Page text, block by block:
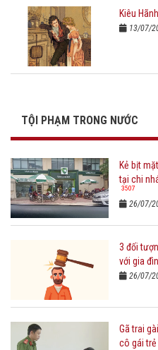
Kiêu
13/07/
TỘI PHẠM TRONG NƯỚC
Kẻ bịt
tại chi
3507
26/07/
3 đối
với gia
26/07/
Gã trai
cô gái